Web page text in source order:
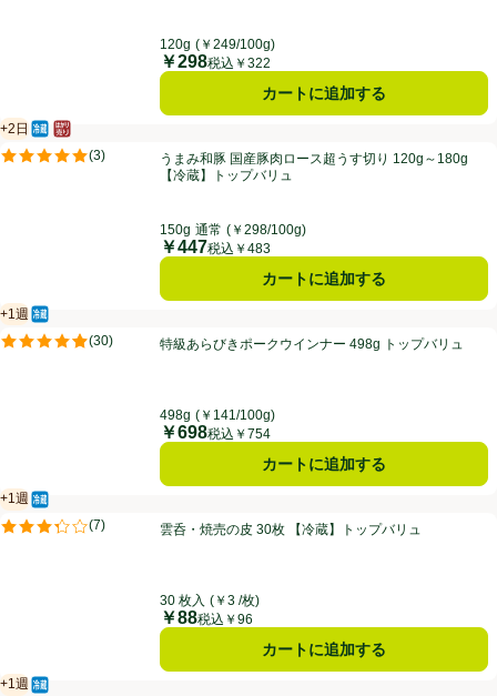
120g (￥249/100g)
価格
￥298税込￥322
カートに追加する
うまみ和豚 国産豚肉ロース超うす切り 120g～180g 【冷蔵】トップバ
+2日
賞味・消費期限保証：2日
冷蔵食品
はかり売り（不定貫）
(3)
評価は3件のレビューで5点中5.0点。うまみ和豚 国産豚肉ロース超うす切り 120g～180g
【冷蔵】トップバリュ
150g 通常 (￥298/100g)
価格
￥447税込￥483
カートに追加する
特級あらびきポークウインナー 498g トップバリュ
+1週
賞味・消費期限保証：１週間
冷蔵食品
(30)
評価は30件のレビューで5点中4.9点。特級あらびきポークウインナー 498g トップバリュ
498g (￥141/100g)
価格
￥698税込￥754
カートに追加する
雲呑・焼売の皮 30枚 【冷蔵】トップバリュ
+1週
賞味・消費期限保証：１週間
冷蔵食品
(7)
評価は7件のレビューで5点中3.3点。雲呑・焼売の皮 30枚 【冷蔵】トップバリュ
30 枚入 (￥3 /枚)
価格
￥88税込￥96
カートに追加する
+1週